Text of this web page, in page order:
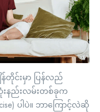
တိုင်းမှာ ပြန်လည်
နည်းလမ်းတစ်ခုက
ပါပဲ။ ဘာကြောင့်လဲဆို